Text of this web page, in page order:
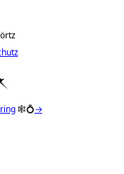
🕸💍→